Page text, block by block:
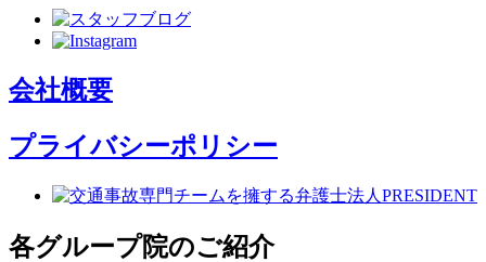
会社概要
プライバシーポリシー
各グループ院のご紹介